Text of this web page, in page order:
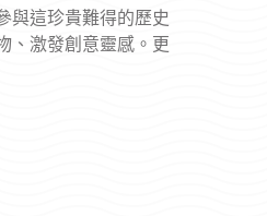
與這珍貴難得的歷史
、激發創意靈感。更